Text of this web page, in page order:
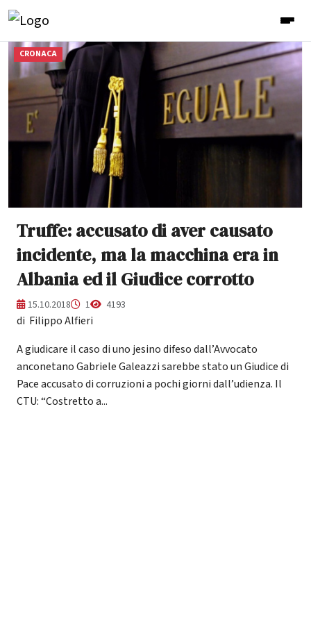
CRONACA
Truffe: accusato di aver causato
incidente, ma la macchina era in
Albania ed il Giudice corrotto
15.10.2018 1 4193
di Filippo Alfieri
A giudicare il caso di uno jesino difeso dall’Avvocato
anconetano Gabriele Galeazzi sarebbe stato un Giudice di
Pace accusato di corruzioni a pochi giorni dall’udienza. Il
CTU: “Costretto a...